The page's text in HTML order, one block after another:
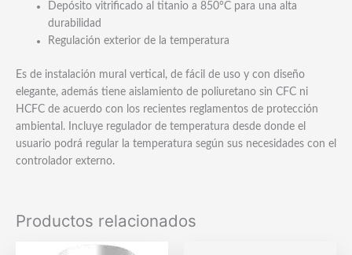
Depósito vitrificado al titanio a 850°C para una alta
durabilidad
Regulación exterior de la temperatura
Es de instalación mural vertical, de fácil de uso y con diseño
elegante, además tiene aislamiento de poliuretano sin CFC ni
HCFC de acuerdo con los recientes reglamentos de protección
ambiental. Incluye regulador de temperatura desde donde el
usuario podrá regular la temperatura según sus necesidades con el
controlador externo.
Productos relacionados